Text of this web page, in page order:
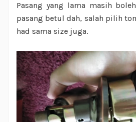
Pasang yang lama masih
pasang betul dah, salah pilih
had sama size juga.